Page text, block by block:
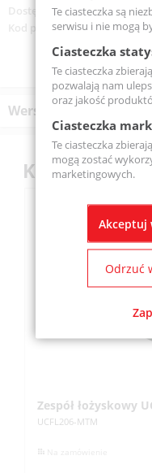
Dostępność:Na zamówienie
Kod produktu:HOSA-01
Wersje produktu
Klienci kupili
Zespół łożyskowy
UCFL206-MTM
Te ciasteczka są
serwisu i nie mogą
Ciasteczka
Te ciasteczka
pozwalają nam
oraz jakość
Ciasteczka
Te ciasteczka
mogą zostać
marketingowych.
Akceptuj
Odrzuć